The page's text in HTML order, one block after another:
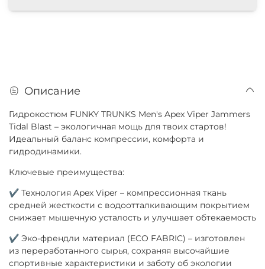
Описание
Гидрокостюм FUNKY TRUNKS Men's Apex Viper Jammers
Tidal Blast – экологичная мощь для твоих стартов!
Идеальный баланс компрессии, комфорта и
гидродинамики.
Ключевые преимущества:
✔ Технология Apex Viper – компрессионная ткань
средней жесткости с водоотталкивающим покрытием
снижает мышечную усталость и улучшает обтекаемость
✔ Эко-френдли материал (ECO FABRIC) – изготовлен
из переработанного сырья, сохраняя высочайшие
спортивные характеристики и заботу об экологии